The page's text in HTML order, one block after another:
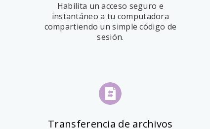
Habilita un acceso seguro e
instantáneo a tu computadora
compartiendo un simple código de
sesión.
Transferencia de archivos